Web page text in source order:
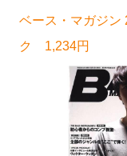
ベース・マガジン
ク 1,234円